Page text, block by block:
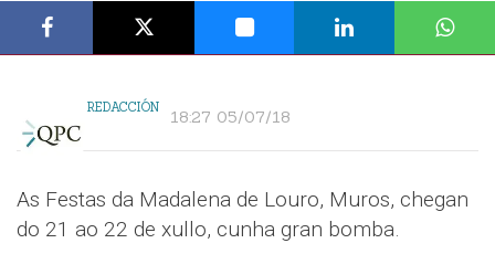
REDACCIÓN 18:27 05/07/18
As Festas da Madalena de Louro, Muros, chegan
do 21 ao 22 de xullo, cunha gran bomba.